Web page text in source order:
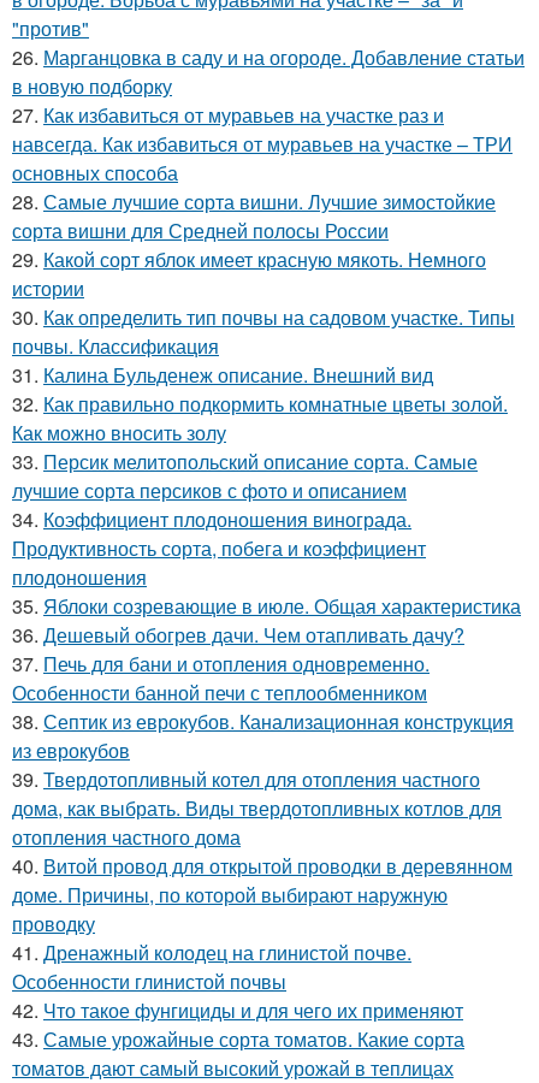
"против"
26. Марганцовка в саду и на огороде. Добавление статьи
в новую подборку
27. Как избавиться от муравьев на участке раз и
навсегда. Как избавиться от муравьев на участке – ТРИ
основных способа
28. Самые лучшие сорта вишни. Лучшие зимостойкие
сорта вишни для Средней полосы России
29. Какой сорт яблок имеет красную мякоть. Немного
истории
30. Как определить тип почвы на садовом участке. Типы
почвы. Классификация
31. Калина Бульденеж описание. Внешний вид
32. Как правильно подкормить комнатные цветы золой.
Как можно вносить золу
33. Персик мелитопольский описание сорта. Самые
лучшие сорта персиков с фото и описанием
34. Коэффициент плодоношения винограда.
Продуктивность сорта, побега и коэффициент
плодоношения
35. Яблоки созревающие в июле. Общая характеристика
36. Дешевый обогрев дачи. Чем отапливать дачу?
37. Печь для бани и отопления одновременно.
Особенности банной печи с теплообменником
38. Септик из еврокубов. Канализационная конструкция
из еврокубов
39. Твердотопливный котел для отопления частного
дома, как выбрать. Виды твердотопливных котлов для
отопления частного дома
40. Витой провод для открытой проводки в деревянном
доме. Причины, по которой выбирают наружную
проводку
41. Дренажный колодец на глинистой почве.
Особенности глинистой почвы
42. Что такое фунгициды и для чего их применяют
43. Самые урожайные сорта томатов. Какие сорта
томатов дают самый высокий урожай в теплицах